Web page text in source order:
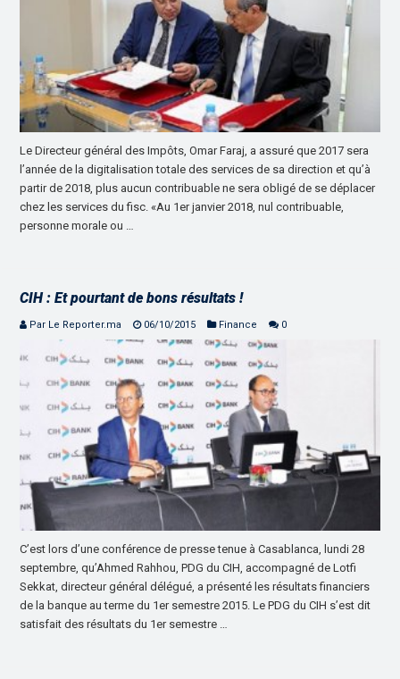
Le Directeur général des Impôts, Omar Faraj, a assuré que 2017 sera
l’année de la digitalisation totale des services de sa direction et qu’à
partir de 2018, plus aucun contribuable ne sera obligé de se déplacer
chez les services du fisc. «Au 1er janvier 2018, nul contribuable,
personne morale ou …
CIH : Et pourtant de bons résultats !
Par Le Reporter.ma 06/10/2015 Finance 0
C’est lors d’une conférence de presse tenue à Casablanca, lundi 28
septembre, qu’Ahmed Rahhou, PDG du CIH, accompagné de Lotfi
Sekkat, directeur général délégué, a présenté les résultats financiers
de la banque au terme du 1er semestre 2015. Le PDG du CIH s’est dit
satisfait des résultats du 1er semestre …